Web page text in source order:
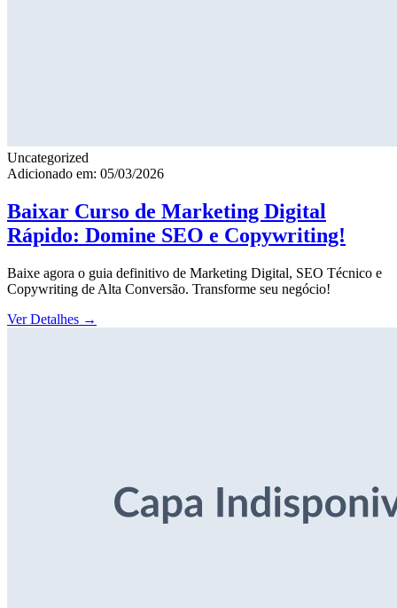
Uncategorized
Adicionado em: 05/03/2026
Baixar Curso de Marketing Digital
Rápido: Domine SEO e Copywriting!
Baixe agora o guia definitivo de Marketing Digital, SEO Técnico e
Copywriting de Alta Conversão. Transforme seu negócio!
Ver Detalhes →